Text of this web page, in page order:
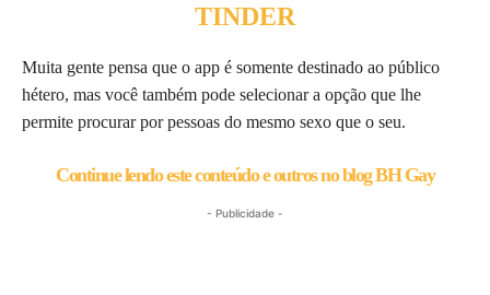
TINDER
Muita gente pensa que o app é somente destinado ao público
hétero, mas você também pode selecionar a opção que lhe
permite procurar por pessoas do mesmo sexo que o seu.
Continue lendo este conteúdo e outros no blog BH Gay
- Publicidade -